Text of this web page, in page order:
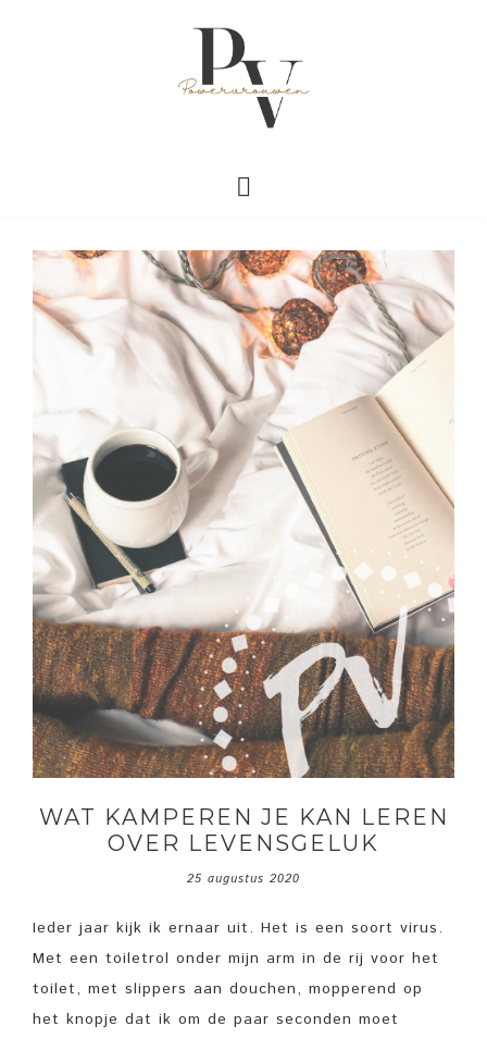
WAT KAMPEREN JE KAN LEREN
OVER LEVENSGELUK
25 augustus 2020
Ieder jaar kijk ik ernaar uit. Het is een soort virus.
Met een toiletrol onder mijn arm in de rij voor het
toilet, met slippers aan douchen, mopperend op
het knopje dat ik om de paar seconden moet